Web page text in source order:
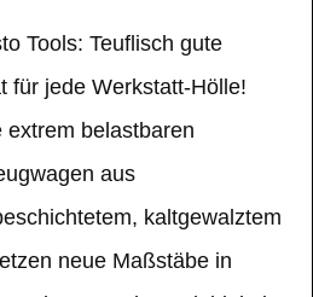
Tools: Teuflisch gute
für jede Werkstatt-Hölle!
extrem belastbaren
aus
kaltgewalztem
neue Maßstäbe in